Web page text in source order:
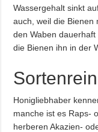
Wassergehalt sinkt
auch, weil die Bienen
den Waben
die Bienen ihn in der
Honigliebhaber
manche ist es Raps-
herberen Akazien-